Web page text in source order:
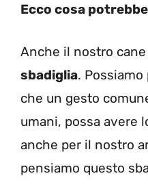
Ecco cosa
Anche il nostro
sbadiglia.
che un gesto
umani, possa avere
anche per il nostro
pensiamo questo